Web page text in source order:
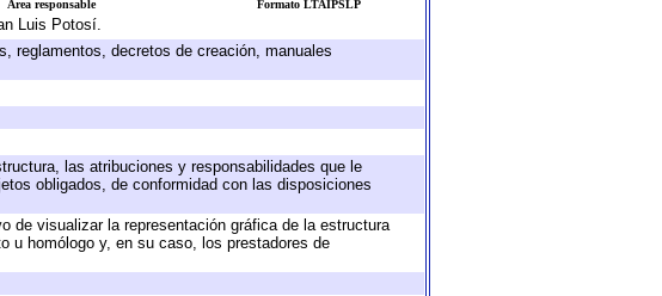
Area responsable Formato LTAIPSLP
Luis Potosí.
reglamentos, decretos de creación, manuales
las atribuciones y responsabilidades que le
obligados, de conformidad con las disposiciones
de visualizar la representación gráfica de la estructura
u homólogo y, en su caso, los prestadores de